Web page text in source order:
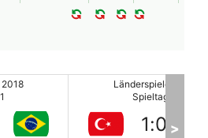
2018
Länderspiele 2018
Spieltag 1
0:1 >